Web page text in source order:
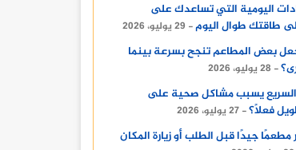
اليومية التي تساعدك على
طاقتك طوال اليوم
29 يوليو، 2026
بعض المطاعم تنجح بسرعة بينما
28 يوليو، 2026
السريع يسبب مشاكل صحية على
فعلًا؟
27 يوليو، 2026
مطعمًا جيدًا قبل الطلب أو زيارة المكان